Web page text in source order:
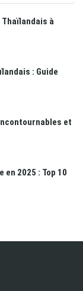
à
: Guide
et
en 2025 : Top 10